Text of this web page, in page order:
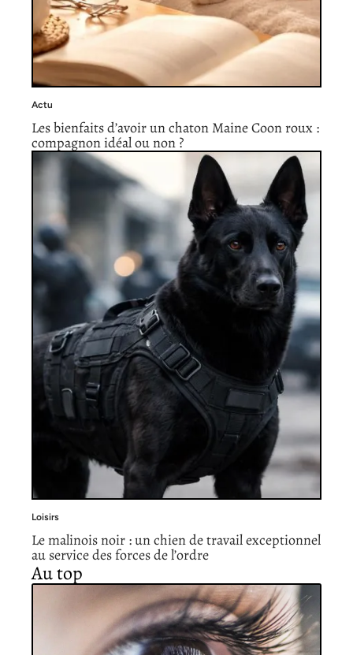
Actu
Les bienfaits d’avoir un chaton Maine Coon roux :
compagnon idéal ou non ?
Loisirs
Le malinois noir : un chien de travail exceptionnel
au service des forces de l’ordre
Au top